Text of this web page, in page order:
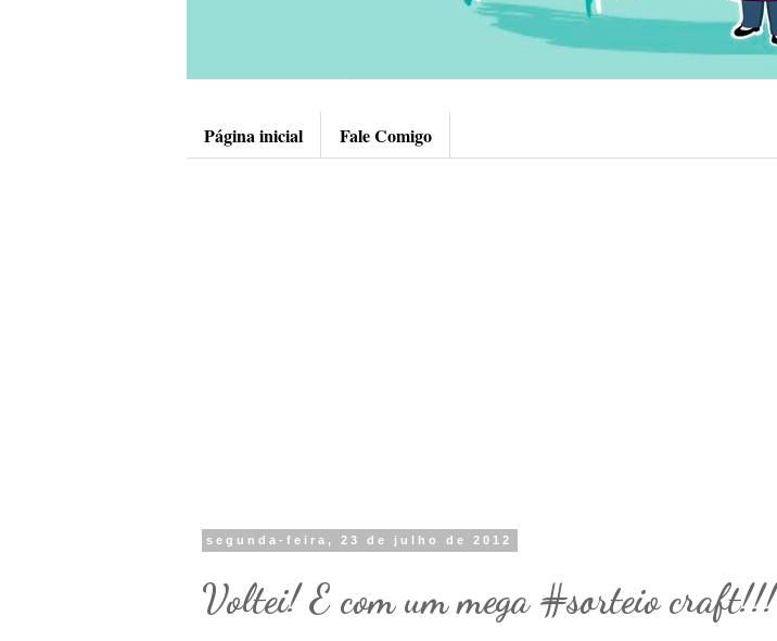
Página inicial Fale Comigo
segunda-feira, 23 de julho de 2012
Voltei! E com um mega #sorteio craft!!!